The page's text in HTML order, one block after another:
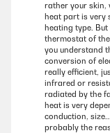
rather your skin,
heat part is very
heating type.
thermostat of
you understand
conversion of
really efficient,
infrared or
radiated by the
heat is very
conduction,
probably the